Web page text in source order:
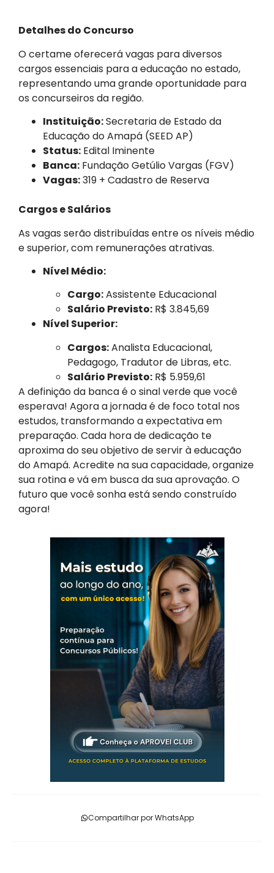
Detalhes do Concurso
O certame oferecerá vagas para diversos
cargos essenciais para a educação no estado,
representando uma grande oportunidade para
os concurseiros da região.
Instituição:Secretaria de Estado da
Educação do Amapá (SEED AP)
Status: Edital Iminente
Banca: Fundação Getúlio Vargas (FGV)
Vagas:319 + Cadastro de Reserva
Cargos e Salários
As vagas serão distribuídas entre os níveis médio
e superior, com remunerações atrativas.
Nível Médio:
Cargo:Assistente Educacional
Salário Previsto: R$ 3.845,69
Nível Superior:
Cargos:Analista Educacional,
Pedagogo, Tradutor de Libras, etc.
Salário Previsto: R$ 5.959,61
A definição da banca é o sinal verde que você
esperava! Agora a jornada é de foco total nos
estudos, transformando a expectativa em
preparação. Cada hora de dedicação te
aproxima do seu objetivo de servir à educação
do Amapá. Acredite na sua capacidade, organize
sua rotina e vá em busca da sua aprovação. O
futuro que você sonha está sendo construído
agora!
Compartilhar por WhatsApp